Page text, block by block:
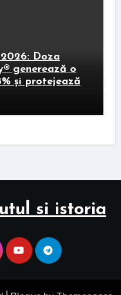
Doza
generează o
și protejează
si istoria